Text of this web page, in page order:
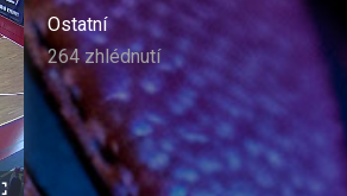
Ostatní
264 zhlédnutí